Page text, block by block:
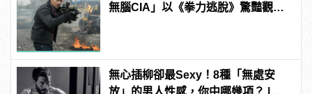
無腦CIA」以《拳力逃脫》驚豔觀眾
無心插柳卻最Sexy！8種「無處安
放」的男人性感，你中哪幾項？ |